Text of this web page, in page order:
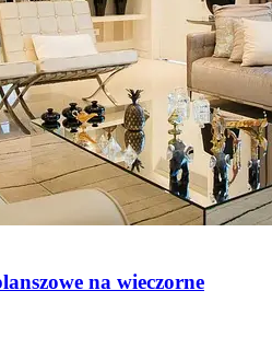
na wieczorne